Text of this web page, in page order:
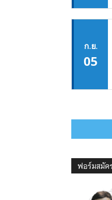
ก.ย.
05
ฟอร์มสมัค